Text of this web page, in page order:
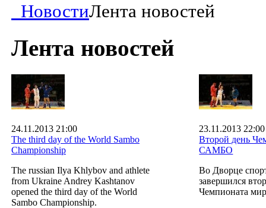
НовостиЛента новостей
Лента новостей
24.11.2013 21:00
The third day of the World Sambo
Championship
The russian Ilya Khlybov and athlete
from Ukraine Andrey Kashtanov
opened the third day of the World
Sambo Championship.
23.11.2013 22:00
Второй день
САМБО
Во Дворце
завершился
Чемпионата